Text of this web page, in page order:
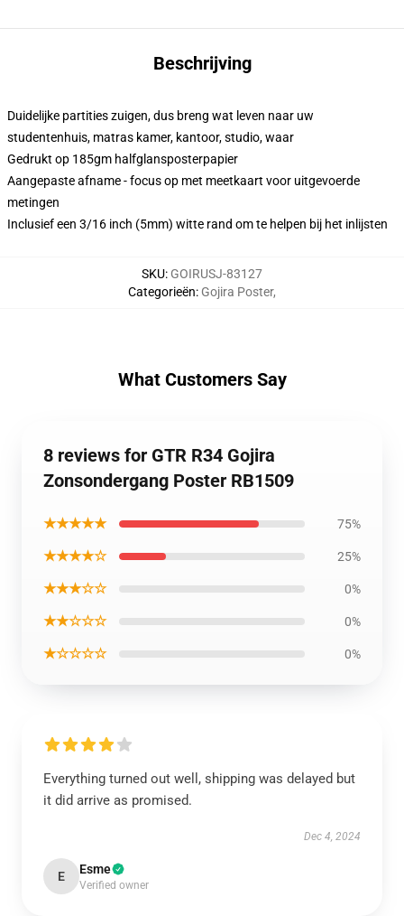
Beschrijving
Duidelijke partities zuigen, dus breng wat leven naar uw
studentenhuis, matras kamer, kantoor, studio, waar
Gedrukt op 185gm halfglansposterpapier
Aangepaste afname - focus op met meetkaart voor uitgevoerde
metingen
Inclusief een 3/16 inch (5mm) witte rand om te helpen bij het inlijsten
SKU: GOIRUSJ-83127
Categorieën: Gojira Poster,
What Customers Say
8 reviews for GTR R34 Gojira
Zonsondergang Poster RB1509
★★★★★ 75%
★★★★☆ 25%
★★★☆☆ 0%
★★☆☆☆ 0%
★☆☆☆☆ 0%
Everything turned out well, shipping was delayed but
it did arrive as promised.
Dec 4, 2024
E Esme
Verified owner